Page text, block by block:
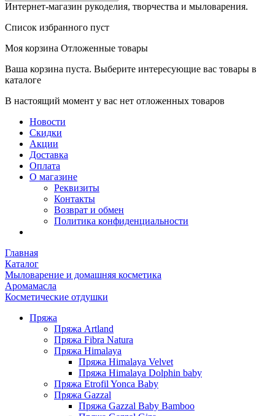
Интернет-магазин рукоделия, творчества и мыловарения.
Список избранного пуст
Моя корзина Отложенные товары
Ваша корзина пуста. Выберите интересующие вас товары в
каталоге
В настоящий момент у вас нет отложенных товаров
Новости
Скидки
Акции
Доставка
Оплата
О магазине
Реквизиты
Контакты
Возврат и обмен
Политика конфиденциальности
Главная
Каталог
Мыловарение и домашняя косметика
Аромамасла
Косметические отдушки
Пряжа
Пряжа Artland
Пряжа Fibra Natura
Пряжа Himalaya
Пряжа Himalaya Velvet
Пряжа Himalaya Dolphin baby
Пряжа Etrofil Yonca Baby
Пряжа Gazzal
Пряжа Gazzal Baby Bamboo